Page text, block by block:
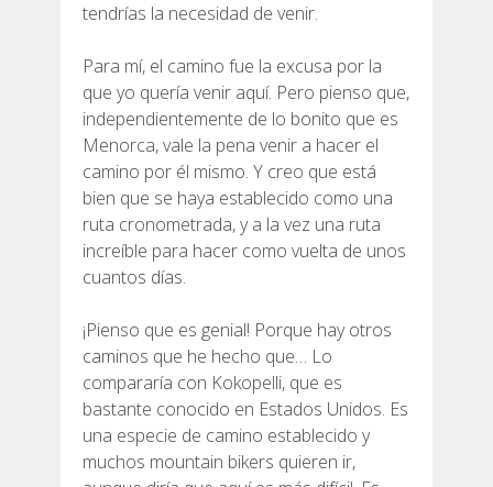
tendrías la necesidad de venir.
Para mí, el camino fue la excusa por la
que yo quería venir aquí. Pero pienso que,
independientemente de lo bonito que es
Menorca, vale la pena venir a hacer el
camino por él mismo. Y creo que está
bien que se haya establecido como una
ruta cronometrada, y a la vez una ruta
increíble para hacer como vuelta de unos
cuantos días.
¡Pienso que es genial! Porque hay otros
caminos que he hecho que… Lo
compararía con Kokopelli, que es
bastante conocido en Estados Unidos. Es
una especie de camino establecido y
muchos mountain bikers quieren ir,